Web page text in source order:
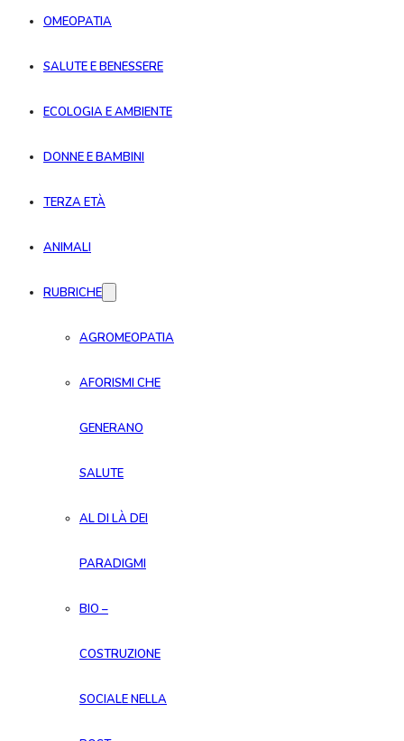
OMEOPATIA
SALUTE E BENESSERE
ECOLOGIA E AMBIENTE
DONNE E BAMBINI
TERZA ETÀ
ANIMALI
RUBRICHE
AGROMEOPATIA
AFORISMI CHE
GENERANO
SALUTE
AL DI LÀ DEI
PARADIGMI
BIO –
COSTRUZIONE
SOCIALE NELLA